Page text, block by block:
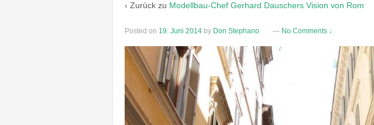
‹ Zurück zu Modellbau-Chef Gerhard Dauschers Vision von Rom
Posted on 19. Juni 2014 by Don Stephano — No Comments ↓